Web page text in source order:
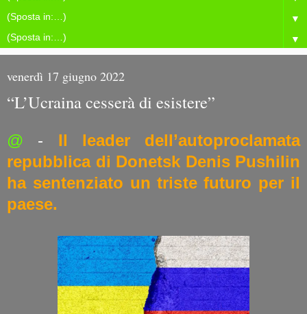
▼
▼
venerdì 17 giugno 2022
“L’Ucraina cesserà di esistere”
@ - Il leader dell’autoproclamata
repubblica di Donetsk Denis Pushilin
ha sentenziato un triste futuro per il
paese.